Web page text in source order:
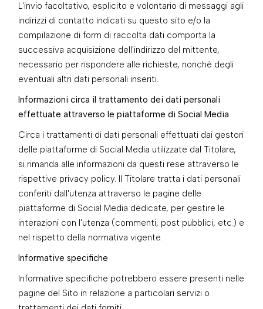
L'invio facoltativo, esplicito e volontario di messaggi agli
indirizzi di contatto indicati su questo sito e/o la
compilazione di form di raccolta dati comporta la
successiva acquisizione dell'indirizzo del mittente,
necessario per rispondere alle richieste, nonché degli
eventuali altri dati personali inseriti.
Informazioni circa il trattamento dei dati personali
effettuate attraverso le piattaforme di Social Media
Circa i trattamenti di dati personali effettuati dai gestori
delle piattaforme di Social Media utilizzate dal Titolare,
si rimanda alle informazioni da questi rese attraverso le
rispettive privacy policy. Il Titolare tratta i dati personali
conferiti dall'utenza attraverso le pagine delle
piattaforme di Social Media dedicate, per gestire le
interazioni con l'utenza (commenti, post pubblici, etc.) e
nel rispetto della normativa vigente.
Informative specifiche
Informative specifiche potrebbero essere presenti nelle
pagine del Sito in relazione a particolari servizi o